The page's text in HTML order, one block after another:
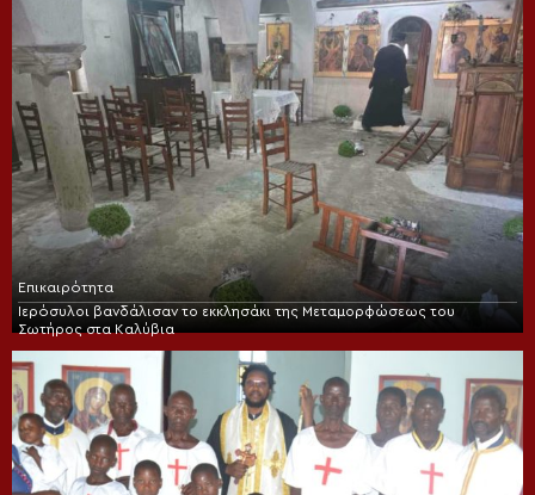
Επικαιρότητα
Ιερόσυλοι βανδάλισαν το εκκλησάκι της Μεταμορφώσεως του
Σωτήρος στα Καλύβια